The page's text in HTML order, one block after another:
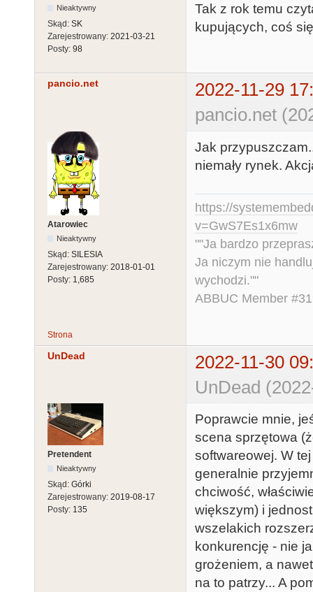
Nieaktywny
Skąd: SK
Zarejestrowany: 2021-03-21
Posty: 98
Tak z rok temu
kupujących, coś
pancio.net
2022-11-29
pancio.net
Atarowiec
Nieaktywny
Skąd: SILESIA
Zarejestrowany: 2018-01-01
Posty: 1,685
Jak
niemały rynek.
https://
v=GwS7Es1x6mw
""Ja bardzo
Ja niczym nie
wychodzi.""
ABBUC Member
Strona
UnDead
2022-11-30
UnDead
Pretendent
Nieaktywny
Skąd: Górki
Zarejestrowany: 2019-08-17
Posty: 135
Poprawcie mnie,
scena sprzętowa
softwareowej. W
generalnie
chciwość,
większym) i
wszelakich
konkurencję - nie
grożeniem, a
na to patrzy... A